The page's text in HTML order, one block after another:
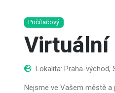
Počítačový
Lokalita: Praha-východ,
Nejsme ve Vašem městě